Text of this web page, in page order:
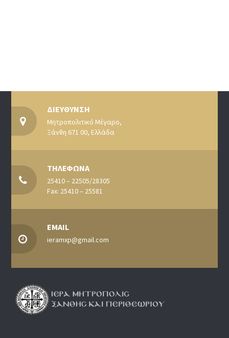
ΔΙΕΥΘΥΝΣΗ
Μητροπολιτικό Μέγαρο,
Ξάνθη 671 00, Ελλάδα
ΤΗΛΕΦΩΝΑ
25410 – 22505/28305
Fax: 25410 – 25581
EMAIL
ieramxp@gmail.com